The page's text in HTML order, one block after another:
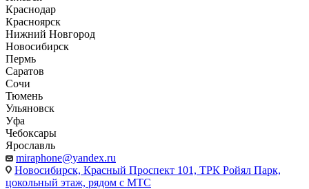
Краснодар
Красноярск
Нижний Новгород
Новосибирск
Пермь
Саратов
Сочи
Тюмень
Ульяновск
Уфа
Чебоксары
Ярославль
miraphone@yandex.ru
Новосибирск, Красный Проспект 101, ТРК Ройял Парк,
цокольный этаж, рядом с МТС